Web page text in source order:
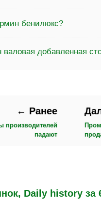
бенилюкс?
валовая добавленная
← Ранее
производителей
падают
Daily history за 6